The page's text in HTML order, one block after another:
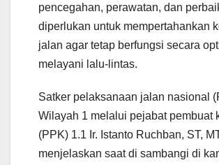
pencegahan, perawatan, dan
diperlukan untuk mempertahankan
jalan agar tetap berfungsi secara
melayani lalu-lintas.
Satker pelaksanaan jalan nasional
Wilayah 1 melalui pejabat pembuat
(PPK) 1.1 Ir. Istanto Ruchban, ST,
menjelaskan saat di sambangi di